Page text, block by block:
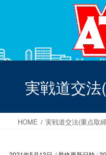
ツ
シ
実戦道交
HOME 実戦道交法(重点取